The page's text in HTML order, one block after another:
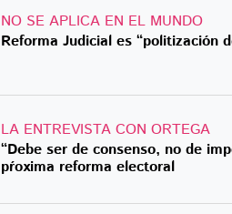
NO SE APLICA EN EL MUNDO
Reforma Judicial es “politización
LA ENTREVISTA CON ORTEGA
“Debe ser de consenso, no de
pŕoxima reforma electoral